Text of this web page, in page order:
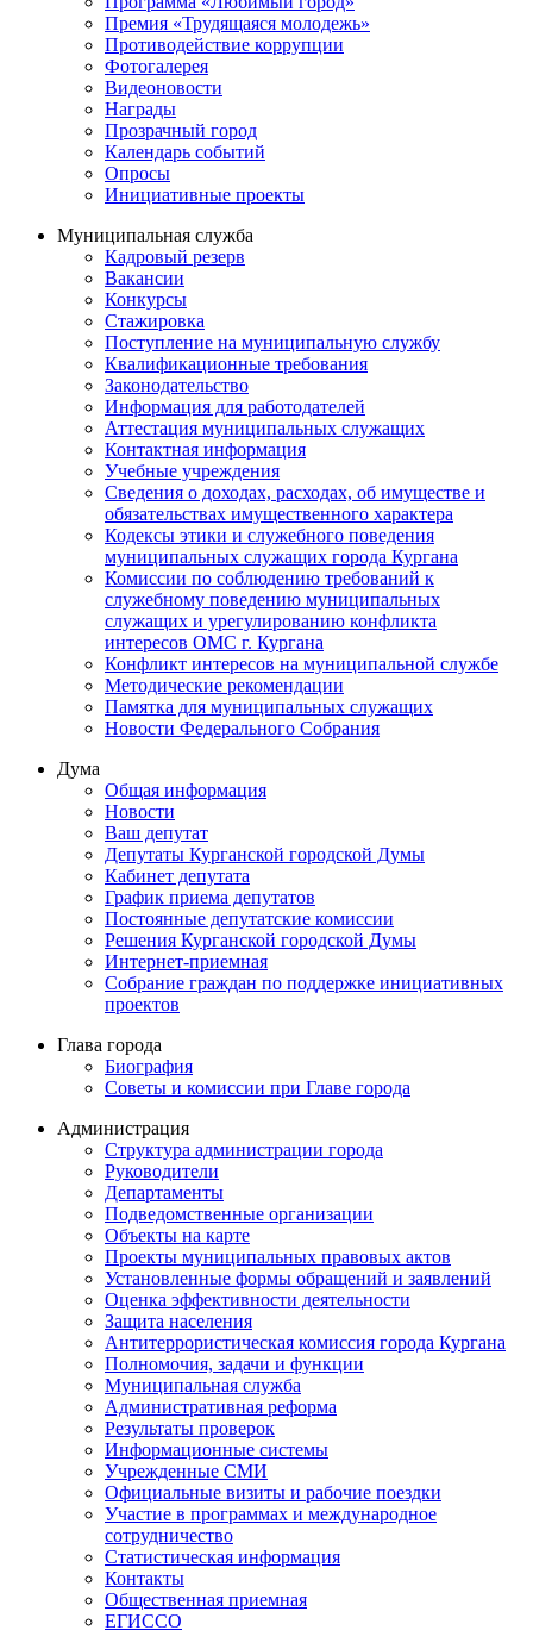
Премия «Трудящаяся молодежь»
Противодействие коррупции
Фотогалерея
Видеоновости
Награды
Прозрачный город
Календарь событий
Опросы
Инициативные проекты
Муниципальная служба
Кадровый резерв
Вакансии
Конкурсы
Стажировка
Поступление на муниципальную службу
Квалификационные требования
Законодательство
Информация для работодателей
Аттестация муниципальных служащих
Контактная информация
Учебные учреждения
Сведения о доходах, расходах, об имуществе и
обязательствах имущественного характера
Кодексы этики и служебного поведения
муниципальных служащих города Кургана
Комиссии по соблюдению требований к
служебному поведению муниципальных
служащих и урегулированию конфликта
интересов ОМС г. Кургана
Конфликт интересов на муниципальной службе
Методические рекомендации
Памятка для муниципальных служащих
Новости Федерального Cобрания
Дума
Общая информация
Новости
Ваш депутат
Депутаты Курганской городской Думы
Кабинет депутата
График приема депутатов
Постоянные депутатские комиссии
Решения Курганской городской Думы
Интернет-приемная
Собрание граждан по поддержке инициативных
проектов
Глава города
Биография
Советы и комиссии при Главе города
Администрация
Структура администрации города
Руководители
Департаменты
Подведомственные организации
Объекты на карте
Проекты муниципальных правовых актов
Установленные формы обращений и заявлений
Оценка эффективности деятельности
Защита населения
Антитеррористическая комиссия города Кургана
Полномочия, задачи и функции
Муниципальная служба
Административная реформа
Результаты проверок
Информационные системы
Учрежденные СМИ
Официальные визиты и рабочие поездки
Участие в программах и международное
сотрудничество
Статистическая информация
Контакты
Общественная приемная
ЕГИССО